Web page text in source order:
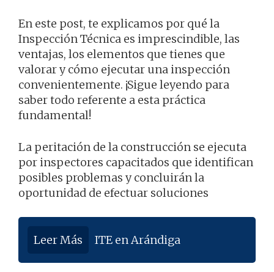
En este post, te explicamos por qué la
Inspección Técnica es imprescindible, las
ventajas, los elementos que tienes que
valorar y cómo ejecutar una inspección
convenientemente. ¡Sigue leyendo para
saber todo referente a esta práctica
fundamental!
La peritación de la construcción se ejecuta
por inspectores capacitados que identifican
posibles problemas y concluirán la
oportunidad de efectuar soluciones
Leer Más ITE en Arándiga